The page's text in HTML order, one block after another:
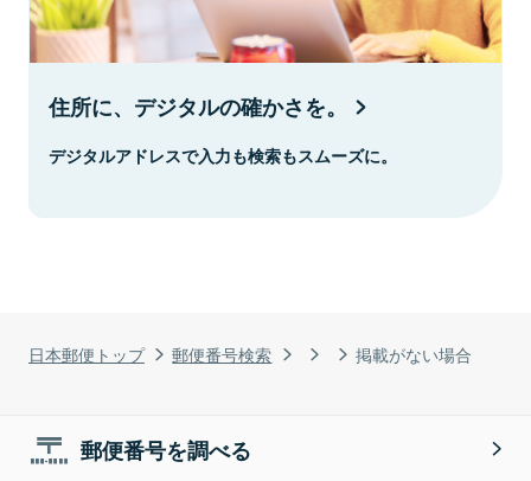
日本郵便トップ 郵便番号検索 掲載がない場合
住所に、デジタルの確かさを。
デジタルアドレスで入力も検索もスムーズに。
郵便番号を調べる